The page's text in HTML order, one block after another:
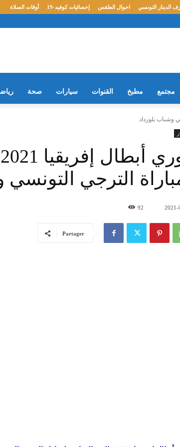
أوقات الصلاة إحصائيات كوفيد-19 احوال الطقس الدينار التونسي
مجتمع مطبخ القنوات سيارات صحة
الترجي التونسي
2021-
92
Partager